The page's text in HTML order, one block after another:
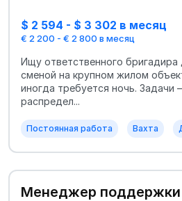
$ 2 594 - $ 3 302 в месяц
€ 2 200 - € 2 800 в месяц
Ищу ответственного бригадира
сменой на крупном жилом
иногда требуется ночь. Задачи
распредел...
Постоянная работа Вахта
Менеджер поддержки